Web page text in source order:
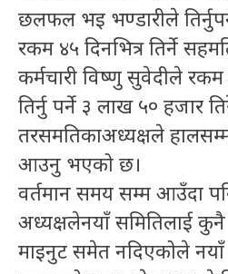
छलफल भइ भण्डारीले
रकम ४५ दिनभित्र तिर्ने
कर्मचारी विष्णु सुवेदीले
तिर्नु पर्ने ३ लाख ५० हजार
तरसमतिकाअध्यक्षले
आउनु भएको छ।
वर्तमान समय सम्म आउँदा
अध्यक्षलेनयाँ समितिलाई
माइनुट समेत नदिएकोले नयाँ